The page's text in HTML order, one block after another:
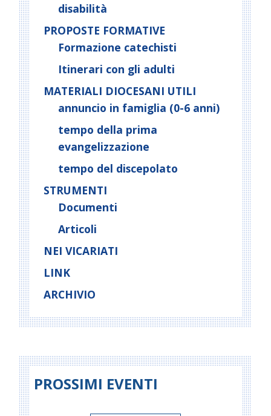
disabilità
PROPOSTE FORMATIVE
Formazione catechisti
Itinerari con gli adulti
MATERIALI DIOCESANI UTILI
annuncio in famiglia (0-6 anni)
tempo della prima
evangelizzazione
tempo del discepolato
STRUMENTI
Documenti
Articoli
NEI VICARIATI
LINK
ARCHIVIO
PROSSIMI EVENTI